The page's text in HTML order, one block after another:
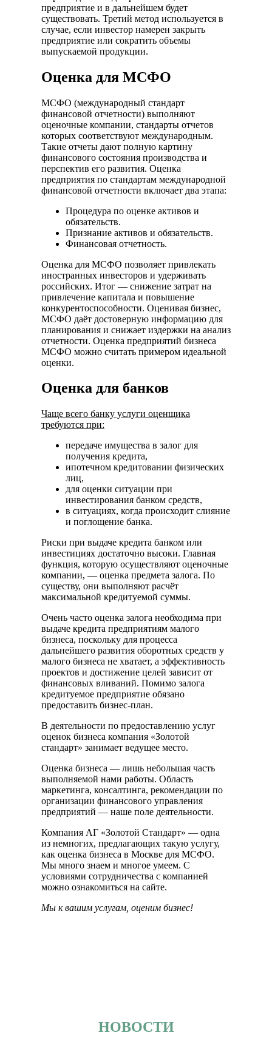
предприятие и в дальнейшем будет
существовать. Третий метод используется в
случае, если инвестор намерен закрыть
предприятие или сократить объемы
выпускаемой продукции.
Оценка для МСФО
МСФО (международный стандарт
финансовой отчетности) выполняют
оценочные компании, стандарты отчетов
которых соответствуют международным.
Такие отчеты дают полную картину
финансового состояния производства и
перспектив его развития. Оценка
предприятия по стандартам международной
финансовой отчетности включает два этапа:
Процедура по оценке активов и
обязательств.
Признание активов и обязательств.
Финансовая отчетность.
Оценка для МСФО позволяет привлекать
иностранных инвесторов и удерживать
российских. Итог — снижение затрат на
привлечение капитала и повышение
конкурентоспособности. Оценивая бизнес,
МСФО даёт достоверную информацию для
планирования и снижает издержки на анализ
отчетности. Оценка предприятий бизнеса
МСФО можно считать примером идеальной
оценки.
Оценка для банков
Чаще всего банку услуги оценщика
требуются при:
передаче имущества в залог для
получения кредита,
ипотечном кредитовании физических
лиц,
для оценки ситуации при
инвестирования банком средств,
в ситуациях, когда происходит слияние
и поглощение банка.
Риски при выдаче кредита банком или
инвестициях достаточно высоки. Главная
функция, которую осуществляют оценочные
компании, — оценка предмета залога. По
существу, они выполняют расчёт
максимальной кредитуемой суммы.
Очень часто оценка залога необходима при
выдаче кредита предприятиям малого
бизнеса, поскольку для процесса
дальнейшего развития оборотных средств у
малого бизнеса не хватает, а эффективность
проектов и достижение целей зависит от
финансовых вливаний. Помимо залога
кредитуемое предприятие обязано
предоставить бизнес-план.
В деятельности по предоставлению услуг
оценок бизнеса компания «Золотой
стандарт» занимает ведущее место.
Оценка бизнеса — лишь небольшая часть
выполняемой нами работы. Область
маркетинга, консалтинга, рекомендации по
организации финансового управления
предприятий — наше поле деятельности.
Компания АГ «Золотой Стандарт» — одна
из немногих, предлагающих такую услугу,
как оценка бизнеса в Москве для МСФО.
Мы много знаем и многое умеем. С
условиями сотрудничества с компанией
можно ознакомиться на сайте.
Мы к вашим услугам, оценим бизнес!
НОВОСТИ